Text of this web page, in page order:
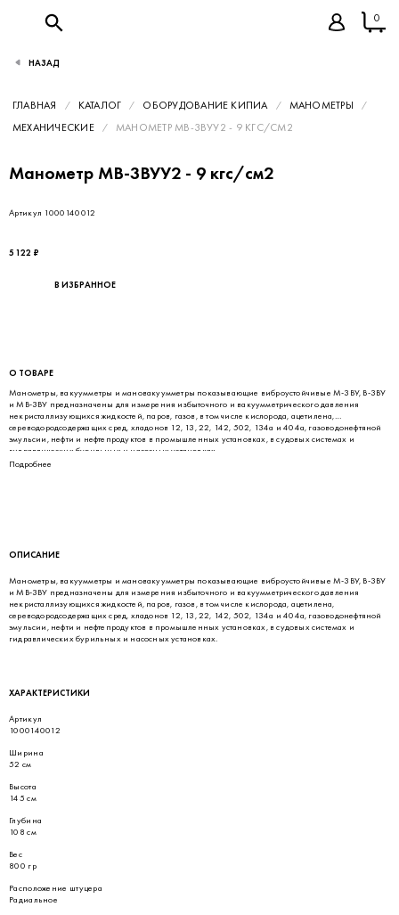
0
ГЛАВНАЯ КАТАЛОГ ОБОРУДОВАНИЕ КИПИА
МАНОМЕТРЫ
МЕХАНИЧЕСКИЕ
МАНОМЕТР МВ-3ВУУ2 - 9 КГС/СМ2
Манометр МВ-3ВУУ2 - 9 кгс/см2
Артикул 1000140012
5 122 ₽
В ИЗБРАННОЕ
О ТОВАРЕ
Манометры, вакуумметры и мановакуумметры показывающие виброустойчивые М-3ВУ, В-3ВУ
и МВ-3ВУ предназначены для измерения избыточного и вакуумметрического давления
некристаллизующихся жидкостей, паров, газов, в том числе кислорода, ацетилена,
сереводородсодержащих сред, хладонов 12, 13, 22, 142, 502, 134а и 404а, газоводонефтяной
эмульсии, нефти и нефтепродуктов в промышленных установках, в судовых системах и
гидравлических бурильных и насосных установках.
Подробнее
ОПИСАНИЕ
Манометры, вакуумметры и мановакуумметры показывающие виброустойчивые М-3ВУ, В-3ВУ
и МВ-3ВУ предназначены для измерения избыточного и вакуумметрического давления
некристаллизующихся жидкостей, паров, газов, в том числе кислорода, ацетилена,
сереводородсодержащих сред, хладонов 12, 13, 22, 142, 502, 134а и 404а, газоводонефтяной
эмульсии, нефти и нефтепродуктов в промышленных установках, в судовых системах и
гидравлических бурильных и насосных установках.
ХАРАКТЕРИСТИКИ
Артикул
1000140012
Ширина
52 см
Высота
145 см
Глубина
108 см
Вес
800 гр
Расположение штуцера
Радиальное
НАЗАД